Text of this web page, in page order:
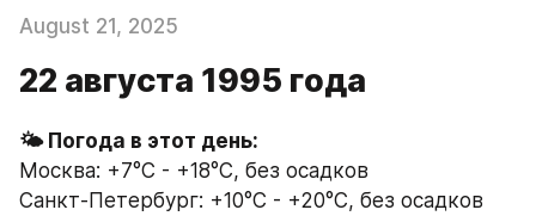
August 21, 2025
22 августа 1995 года
🌤 Погода в этот день:
Москва: +7°C - +18°C, без осадков
Санкт-Петербург: +10°C - +20°C, без осадков